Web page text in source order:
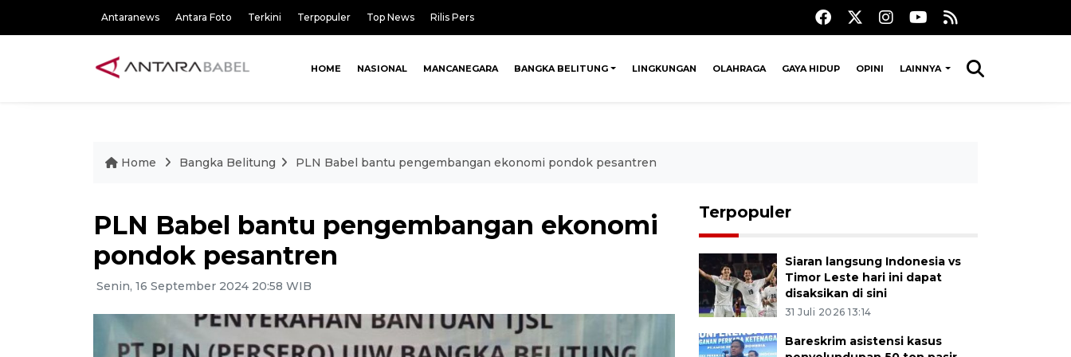
Antaranews Antara Foto Terkini Terpopuler Top News Rilis Pers
HOME NASIONAL MANCANEGARA BANGKA BELITUNG LINGKUNGAN OLAHRAGA GAYA HIDUP OPINI LAINNYA
Home Bangka Belitung PLN Babel bantu pengembangan ekonomi pondok pesantren
PLN Babel bantu pengembangan ekonomi
pondok pesantren
Senin, 16 September 2024 20:58 WIB
Terpopuler
Siaran langsung Indonesia vs
Timor Leste hari ini dapat
disaksikan di sini
31 Juli 2026 13:14
Bareskrim asistensi kasus